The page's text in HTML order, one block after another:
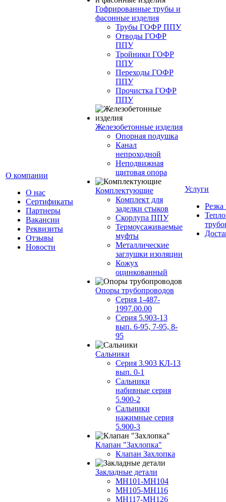
О компании
О нас
Сертификаты
Партнеры
Вакансии
Реквизиты
Отзывы
Новости
Гофрированные трубы и
фасонные изделия
Трубы ГОФР ППУ
Отводы ГОФР
ППУ
Тройники ГОФР
ППУ
Переходы ГОФР
ППУ
Прочистка ГОФР
ППУ
Железобетонные изделия
Опорная подушка
Канал
непроходной
Неподвижная
щитовая опора
Комплектующие
Комплект для
заделки стыков
Скорлупа ППУ
Термоусаживаемые
муфты
Металлические
заглушки изоляции
Кожух
оцинкованный
Опоры трубопроводов
Серия 1-487-
1997.00.00
Серия 5.903-13
вып. 6-95, 7-95, 8-
95
Сальники
Серия 3.903 КЛ-13
вып. 0-1
Сальники
набивные серия
5.900-2
Сальники
нажимные серия
5.900-3
Клапан "Захлопка"
Клапан Захлопка
Закладные детали
МН101-МН104
МН105-МН116
МН117-МН126
Услуги
Резка